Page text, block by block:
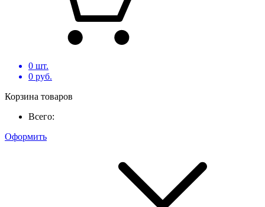
0 шт.
0 руб.
Корзина товаров
Всего:
Оформить